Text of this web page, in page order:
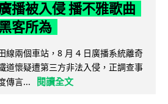
播被入侵 播不雅歌曲
客所為
線兩個車站，8 月 4 日廣播系統離奇
道懷疑遭第三方非法入侵，正調查事
傳言...
閱讀全文